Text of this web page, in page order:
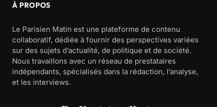
À PROPOS
Le Parisien Matin est une plateforme de contenu
collaboratif, dédiée à fournir des perspectives variées
sur des sujets d’actualité, de politique et de société.
Nous travaillons avec un réseau de prestataires
indépendants, spécialisés dans la rédaction, l’analyse,
et les interviews.